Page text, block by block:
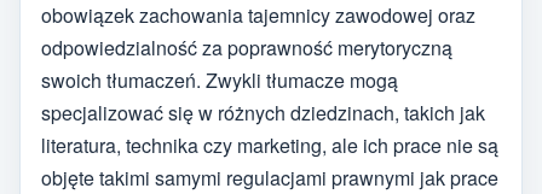
obowiązek zachowania tajemnicy zawodowej oraz
odpowiedzialność za poprawność merytoryczną
swoich tłumaczeń. Zwykli tłumacze mogą
specjalizować się w różnych dziedzinach, takich jak
literatura, technika czy marketing, ale ich prace nie są
objęte takimi samymi regulacjami prawnymi jak prace